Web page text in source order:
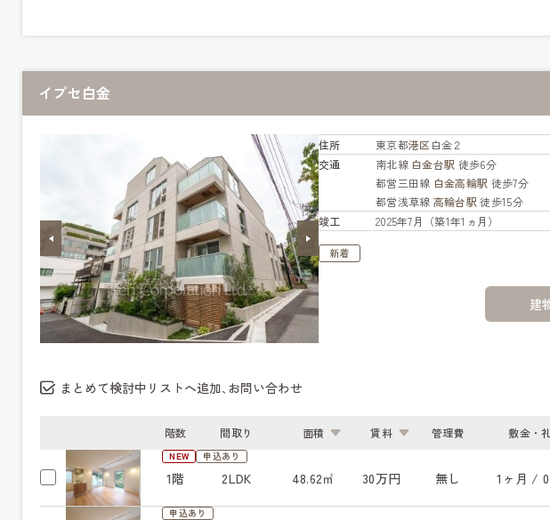
イプセ白金
住所 東京都港区 白金２
交通
南北線 白金台駅 徒歩6分
都営三田線 白金高輪駅 徒歩7分
都営浅草線 高輪台駅 徒歩15分
竣工
2025年7月（築1年1ヵ月）
新着
建
まとめて検討中リストへ追加､お問い合わせ
階数 間取り 面積 賃料 管理費 敷金・
NEW 申込あり
1階 2LDK 48.62㎡ 30万円 無し 1ヶ月 /
申込あり